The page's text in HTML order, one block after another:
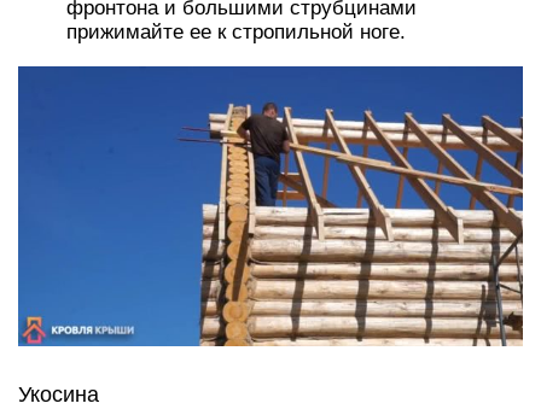
фронтона и большими струбцинами
прижимайте ее к стропильной ноге.
Укосина